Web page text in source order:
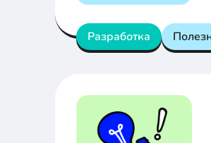
Разработка